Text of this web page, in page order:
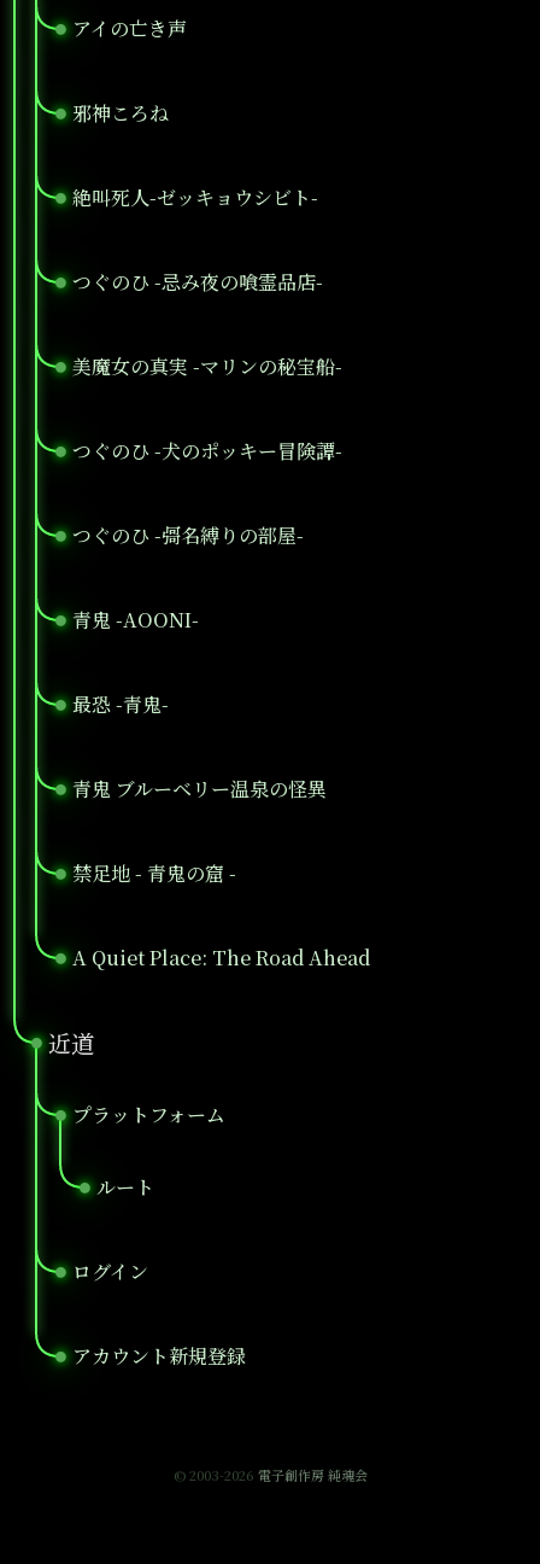
アイの亡き声
●
邪神ころね
●
絶叫死人-ゼッキョウシビト-
●
つぐのひ -忌み夜の喰霊品店-
●
美魔女の真実 -マリンの秘宝船-
●
つぐのひ -犬のポッキー冒険譚-
●
つぐのひ -彁名縛りの部屋-
●
青鬼 -AOONI-
●
最恐 -青鬼-
●
青鬼 ブルーベリー温泉の怪異
●
禁足地 - 青鬼の窟 -
●
A Quiet Place: The Road Ahead
●
近道
●
プラットフォーム
●
ルート
●
ログイン
●
アカウント新規登録
●
© 2003-2026 電子創作房 純魂会